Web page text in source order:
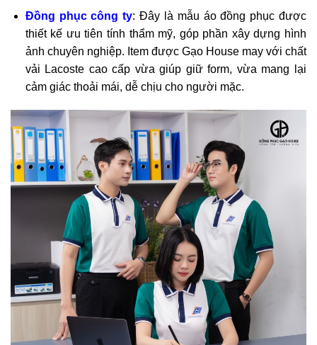
Đồng phục công ty: Đây là mẫu áo đồng phục được
thiết kế ưu tiên tính thẩm mỹ, góp phần xây dựng hình
ảnh chuyên nghiệp. Item được Gạo House may với chất
vải Lacoste cao cấp vừa giúp giữ form, vừa mang lại
cảm giác thoải mái, dễ chịu cho người mặc.